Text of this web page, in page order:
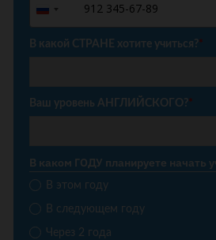
Russia
+7
В какой СТРАНЕ хотите учиться?*
Ваш уровень АНГЛИЙСКОГО?*
В каком ГОДУ планируете начать
В этом году
В следующем году
Через 2 года